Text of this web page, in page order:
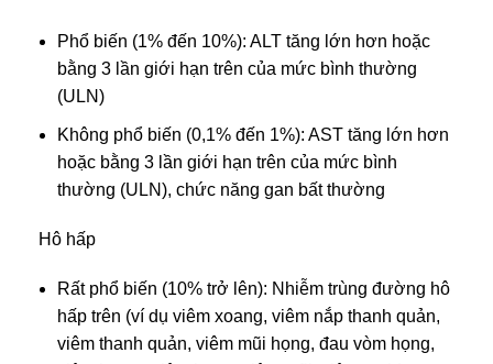
Phổ biến (1% đến 10%): ALT tăng lớn hơn hoặc
bằng 3 lần giới hạn trên của mức bình thường
(ULN)
Không phổ biến (0,1% đến 1%): AST tăng lớn hơn
hoặc bằng 3 lần giới hạn trên của mức bình
thường (ULN), chức năng gan bất thường
Hô hấp
Rất phổ biến (10% trở lên): Nhiễm trùng đường hô
hấp trên (ví dụ viêm xoang, viêm nắp thanh quản,
viêm thanh quản, viêm mũi họng, đau vòm họng,